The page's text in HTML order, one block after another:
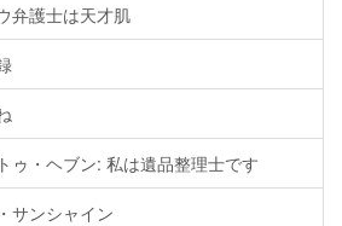
弁護士は天才肌
ゥ・ヘブン: 私は遺品整理士です
サンシャイン